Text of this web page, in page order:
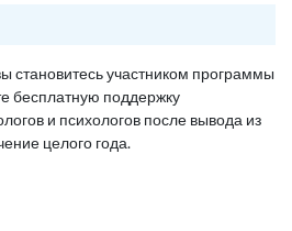
становитесь участником программы
бесплатную поддержку
и психологов после вывода из
целого года.